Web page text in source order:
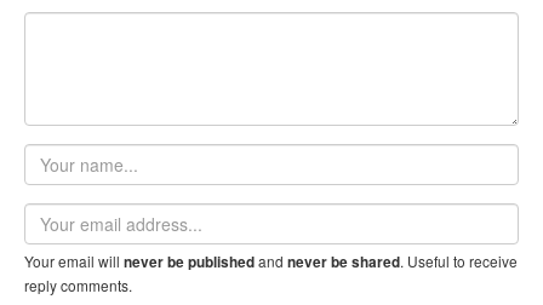
Your
name
Email
address
Your email will never be publishedand never be shared. Useful to receive
reply comments.